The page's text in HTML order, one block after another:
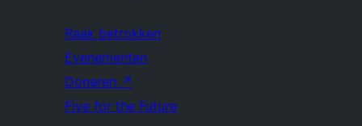
Raak betrokken
Evenementen
Doneren ↗
Five for the Future